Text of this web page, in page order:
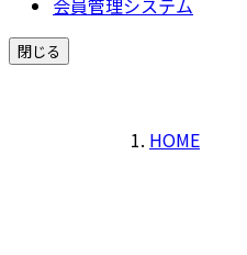
会員管理システム
閉じる
HOME